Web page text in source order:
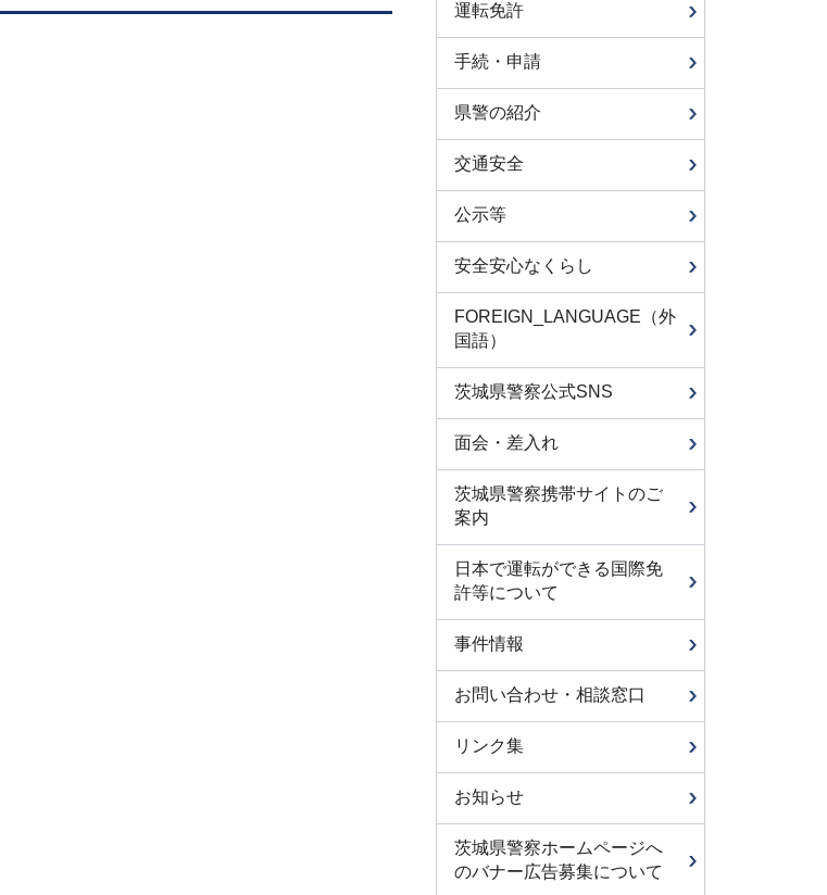
運転免許
手続・申請
県警の紹介
交通安全
公示等
安全安心なくらし
FOREIGN_LANGUAGE（外
国語）
茨城県警察公式SNS
面会・差入れ
茨城県警察携帯サイトのご
案内
日本で運転ができる国際免
許等について
事件情報
お問い合わせ・相談窓口
リンク集
お知らせ
茨城県警察ホームページへ
のバナー広告募集について